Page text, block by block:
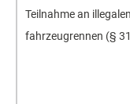
Teil­nahme an
fahrzeug­rennen (§